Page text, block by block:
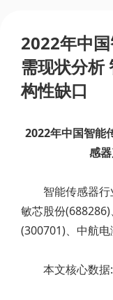
2022年中
需现状分析
构性缺口
2022年中国智能
感
智能传感器行
敏芯股份
(300701)、中航
本文核心数